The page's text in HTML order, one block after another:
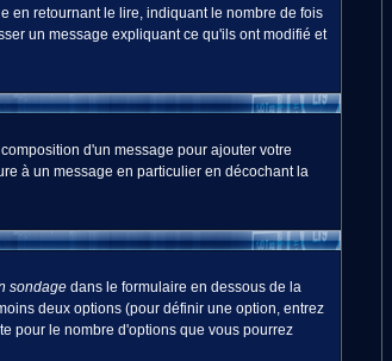
en retournant le lire, indiquant le nombre de fois
un message expliquant ce qu'ils ont modifié et
d'un message pour ajouter votre
à un message en particulier en décochant la
sondagedans le formulaire en dessous de la
deux options (pour définir une option, entrez
pour le nombre d'options que vous pourrez